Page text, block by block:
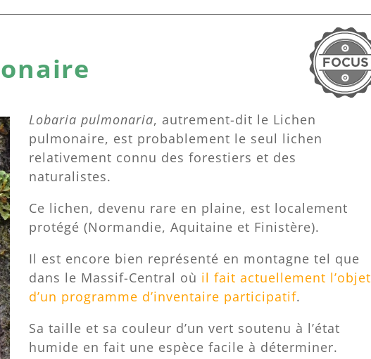
Lobaria pulmonaria, autrement-dit le Lichen
pulmonaire, est probablement le seul lichen
relativement connu des forestiers et des
naturalistes.
Ce lichen, devenu rare en plaine, est localement
protégé (Normandie, Aquitaine et Finistère).
Il est encore bien représenté en montagne tel que
dans le Massif-Central où il fait actuellement l’objet
d’un programme d’inventaire participatif.
Sa taille et sa couleur d’un vert soutenu à l’état
humide en fait une espèce facile à déterminer.